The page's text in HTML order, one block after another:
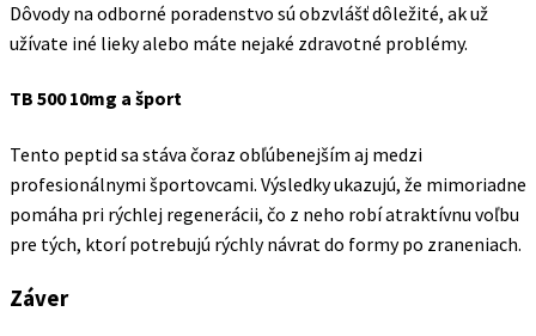
Dôvody na odborné poradenstvo sú obzvlášť dôležité, ak už
užívate iné lieky alebo máte nejaké zdravotné problémy.
TB 500 10mg a šport
Tento peptid sa stáva čoraz obľúbenejším aj medzi
profesionálnymi športovcami. Výsledky ukazujú, že mimoriadne
pomáha pri rýchlej regenerácii, čo z neho robí atraktívnu voľbu
pre tých, ktorí potrebujú rýchly návrat do formy po zraneniach.
Záver